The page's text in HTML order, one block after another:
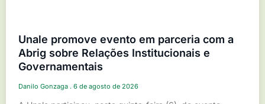
Unale promove evento em parceria com a
Abrig sobre Relações Institucionais e
Governamentais
Danilo Gonzaga 6 de agosto de 2026